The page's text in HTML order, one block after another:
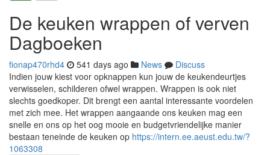
De keuken wrappen of verven
Dagboeken
fionap470rhd4 541 days ago News
Discuss
Indien jouw kiest voor opknappen kun jouw de keukendeurtjes
verwisselen, schilderen ofwel wrappen. Wrappen is ook niet
slechts goedkoper. Dit brengt een aantal interessante voordelen
met zich mee. Het wrappen aangaande ons keuken mag een
snelle en ons op het oog mooie en budgetvriendelijke manier
bestaan teneinde de keuken op https://intern.ee.aeust.edu.tw/?
1063308